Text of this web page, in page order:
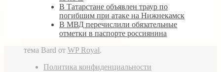
В Татарстане объявлен траур по
погибшим при атаке на Нижнекамск
В МВД перечислили обязательные
отметки в паспорте россиянина
тема Bard от WP Royal.
Политика конфиденциальности